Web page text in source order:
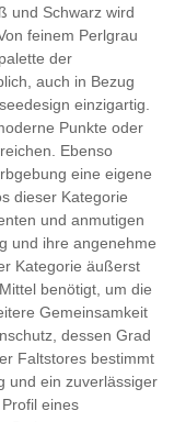
und Schwarz wird
feinem Perlgrau
der
auch in Bezug
einzigartig.
Punkte oder
Ebenso
eine eigene
dieser Kategorie
und anmutigen
und ihre angenehme
Kategorie äußerst
benötigt, um die
Gemeinsamkeit
dessen Grad
Faltstores bestimmt
und ein zuverlässiger
eines